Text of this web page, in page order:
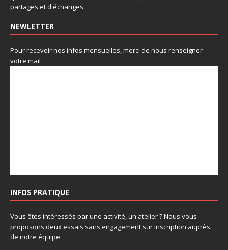
partages et d'échanges.
NEWLETTER
Pour recevoir nos infos mensuelles, merci de nous renseigner
votre mail :
INFOS PRATIQUE
Vous êtes intéressés par une activité, un atelier ? Nous vous
proposons deux essais sans engagement sur inscription auprès
de notre équipe.